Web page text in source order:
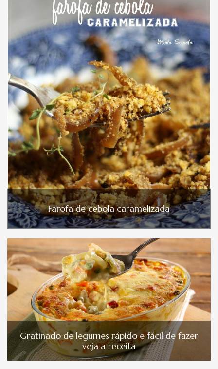
Farofa de cebola caramelizada
Gratinado de legumes rápido e fácil de fazer
veja a receita